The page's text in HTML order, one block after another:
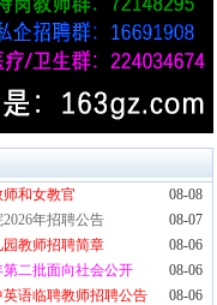
和女教官
08-08
年招聘公告
08-07
园教师招聘简章
08-06
二批面向社会公开
08-06
语临聘教师招聘公告
08-06